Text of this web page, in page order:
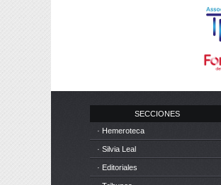
SECCIONES
· Hemeroteca
· Silvia Leal
· Editoriales